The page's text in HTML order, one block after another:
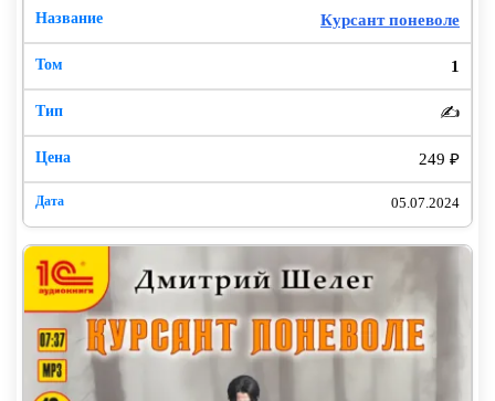
Курсант поневоле
1
✍️
249 ₽
05.07.2024